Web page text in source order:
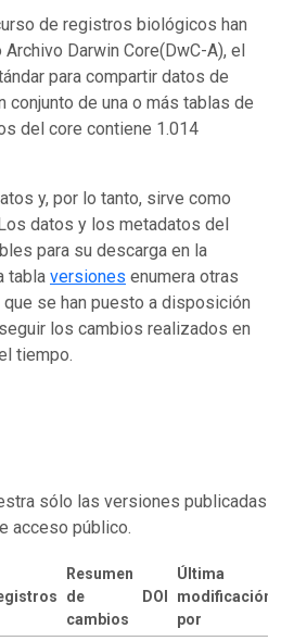
de registros biológicos han
Darwin Core(DwC-A), el
para compartir datos de
conjunto de una o más tablas de
del core contiene 1.014
y, por lo tanto, sirve como
datos y los metadatos del
para su descarga en la
tabla versiones enumera otras
se han puesto a disposición
los cambios realizados en
tiempo.
sólo las versiones publicadas
acceso público.
Resumen
de
cambios
DOI
Última
modificación
por